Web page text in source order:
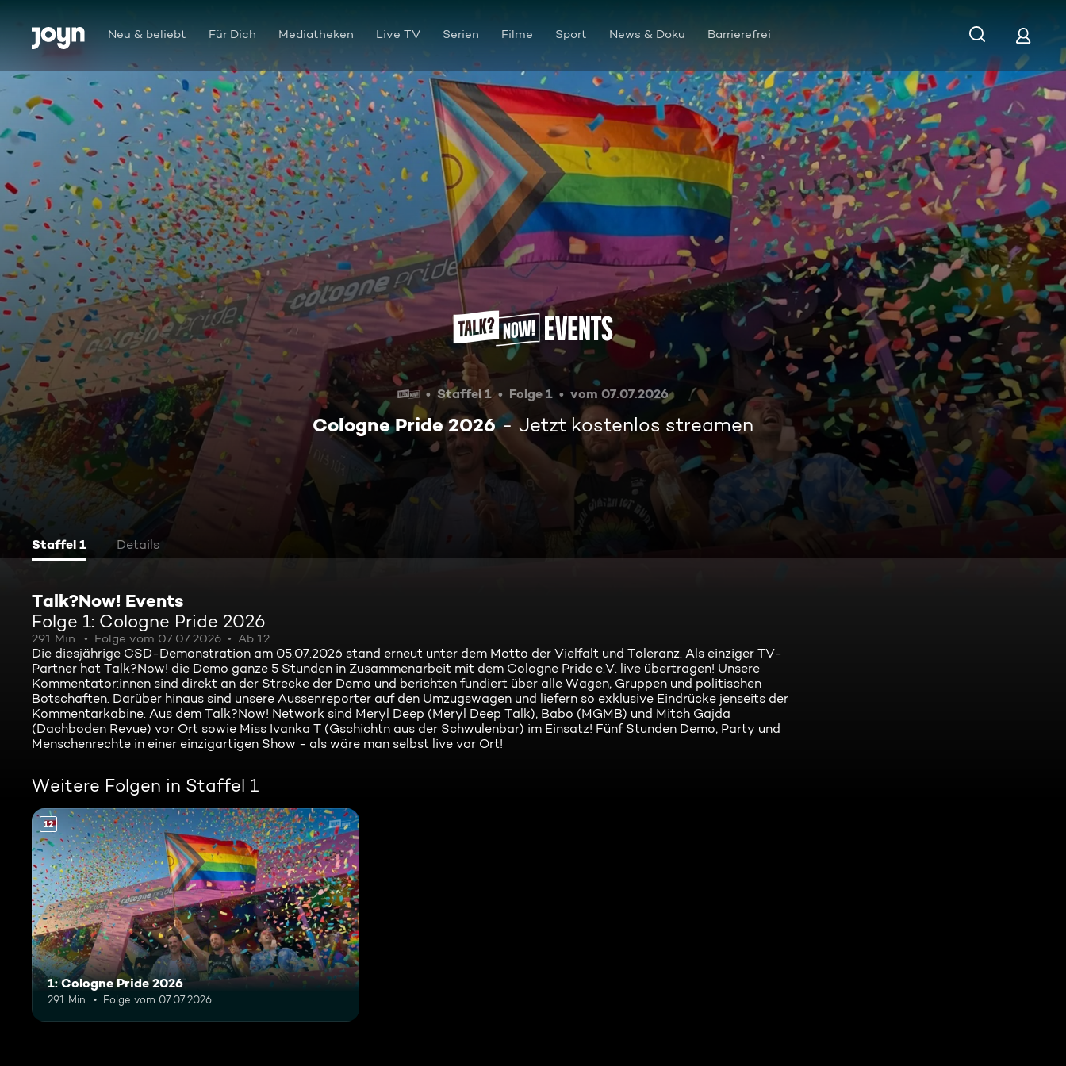
Zum Inhalt springen
Barrierefrei Neu & beliebt Für Dich Mediatheken Live TV Serien Filme Sport News & Doku Barrierefrei
Cologne Pride 2026
Staffel 1 Folge 1 vom 07.07.2026
Cologne Pride 2026 Jetzt kostenlos streamen
Staffel 1 Details
Talk?Now! Events
Folge 1: Cologne Pride 2026
291 Min. Folge vom 07.07.2026 Ab 12
Die diesjährige CSD-Demonstration am 05.07.2026 stand erneut unter dem Motto der Vielfalt und Toleranz. Als einziger TV-
Partner hat Talk?Now! die Demo ganze 5 Stunden in Zusammenarbeit mit dem Cologne Pride e.V. live übertragen! Unsere
Kommentator:innen sind direkt an der Strecke der Demo und berichten fundiert über alle Wagen, Gruppen und politischen
Botschaften. Darüber hinaus sind unsere Aussenreporter auf den Umzugswagen und liefern so exklusive Eindrücke jenseits der
Kommentarkabine. Aus dem Talk?Now! Network sind Meryl Deep (Meryl Deep Talk), Babo (MGMB) und Mitch Gajda
(Dachboden Revue) vor Ort sowie Miss Ivanka T (Gschichtn aus der Schwulenbar) im Einsatz! Fünf Stunden Demo, Party und
Menschenrechte in einer einzigartigen Show - als wäre man selbst live vor Ort!
Weitere Folgen in Staffel 1
12
1: Cologne Pride 2026
291 Min. Folge vom 07.07.2026